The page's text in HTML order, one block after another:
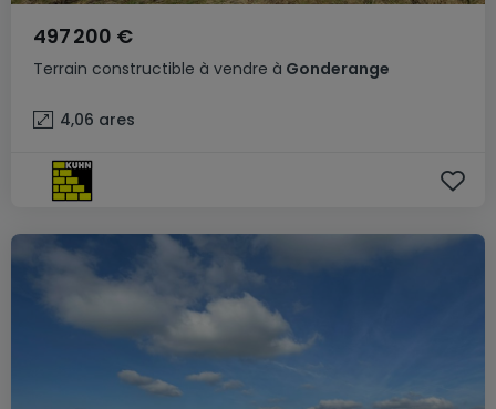
Terrain constructible à vendre à Gonderange
497 200 €
4,06 ares